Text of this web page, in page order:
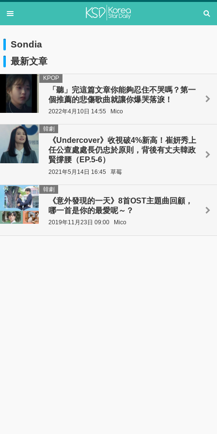
Sondia
最新文章
「聽」完這篇文章你能夠忍住不哭嗎？第一
個推薦的悲傷歌曲就讓你爆哭落淚！
KPOP
2022年4月10日 14:55 Mico
《Undercover》收視破4%新高！崔妍秀上
任公查處處長仍忠於原則，背後有丈夫韓政
賢撐腰（EP.5-6）
韓劇
2021年5月14日 16:45 草莓
《意外發現的一天》8首OST主題曲回顧，
哪一首是你的最愛呢～？
韓劇
2019年11月23日 09:00 Mico